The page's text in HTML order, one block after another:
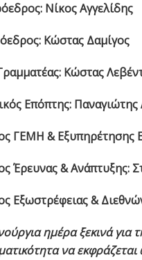
Νίκος Αγγελίδης
Κώστας Δαμίγος
Κώστας
Επόπτης: Παναγιώτης
ΓΕΜΗ & Εξυπηρέτησης
Έρευνας & Ανάπτυξης:
Εξωστρέφειας &
ημέρα ξεκινά για
να